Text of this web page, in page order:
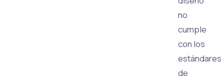
no
cumple
con los
estándares
de